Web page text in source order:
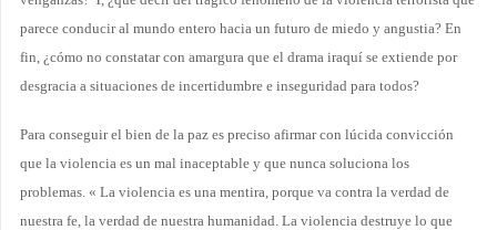
parece conducir al mundo entero hacia un futuro de miedo y angustia? En
fin, ¿cómo no constatar con amargura que el drama iraquí se extiende por
desgracia a situaciones de incertidumbre e inseguridad para todos?
Para conseguir el bien de la paz es preciso afirmar con lúcida convicción
que la violencia es un mal inaceptable y que nunca soluciona los
problemas. « La violencia es una mentira, porque va contra la verdad de
nuestra fe, la verdad de nuestra humanidad. La violencia destruye lo que